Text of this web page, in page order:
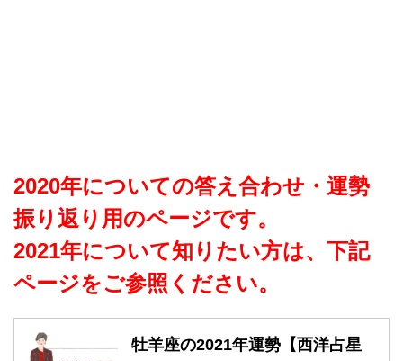
2020年についての答え合わせ・運勢
振り返り用のページです。
2021年について知りたい方は、下記
ページをご参照ください。
牡羊座の2021年運勢【西洋占星